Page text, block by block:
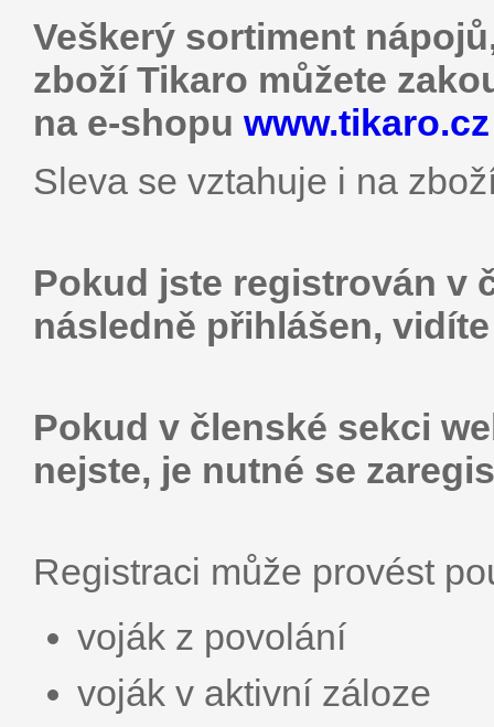
Veškerý sortiment
zboží Tikaro můžete
na e-shopu www.tikaro.cz
Sleva se vztahuje i na
Pokud jste registrován v
následně přihlášen,
Pokud v členské sekci
nejste, je nutné se
Registraci může provést
voják z povolání
voják v aktivní záloze